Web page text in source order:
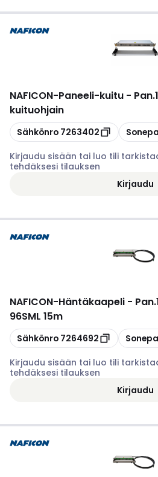
NAFICON-Paneeli-kuitu -
kuituohjain
Kopioi
Sähkönro 7263402 Kopioi
Kirjaudu sisään tai luo tili
tehdäksesi tilauksen
Kirjaudu
NAFICON-Häntäkaapeli -
96SML 15m
Kopioi
Sähkönro 7264692 Kopioi
Kirjaudu sisään tai luo tili
tehdäksesi tilauksen
Kirjaudu